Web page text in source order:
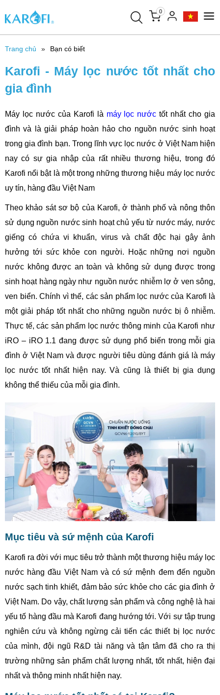
0
Trang chủ Bạn có biết
Karofi - M​áy lọc nước tốt nhất cho
gia đình
Máy lọc nước của Karofi là máy lọc nước tốt nhất cho gia
đình và là giải pháp hoàn hảo cho nguồn nước sinh hoạt
trong gia đình bạn. Trong lĩnh vực lọc nước ở Việt Nam hiện
nay có sự gia nhập của rất nhiều thương hiệu, trong đó
Karofi nổi bật là một trong những thương hiệu máy lọc nước
uy tín, hàng đầu Việt Nam
Theo khảo sát sơ bộ của Karofi, ở thành phố và nông thôn
sử dụng nguồn nước sinh hoạt chủ yếu từ nước máy, nước
giếng có chứa vi khuẩn, virus và chất độc hại gây ảnh
hưởng tới sức khỏe con người. Hoặc những nơi nguồn
nước không được an toàn và không sử dụng được trong
sinh hoạt hàng ngày như nguồn nước nhiễm lợ ở ven sông,
ven biển. Chính vì thế, các sản phẩm lọc nước của Karofi là
một giải pháp tốt nhất cho những nguồn nước bị ô nhiễm.
Thực tế, các sản phẩm lọc nước thông minh của Karofi như
iRO – iRO 1.1 đang được sử dụng phổ biến trong mỗi gia
đình ở Việt Nam và được người tiêu dùng đánh giá là máy
lọc nước tốt nhất hiện nay. Và cũng là thiết bị gia dụng
không thể thiếu của mỗi gia đình.
Mục tiêu và sứ mệnh c​ủa Karofi
Karofi ra đời với mục tiêu trở thành một thương hiệu máy lọc
nước hàng đầu Việt Nam và có sứ mệnh đem đến nguồn
nước sạch tinh khiết, đảm bảo sức khỏe cho các gia đình ở
Việt Nam. Do vậy, chất lượng sản phẩm và công nghệ là hai
yếu tố hàng đầu mà Karofi đang hướng tới. Với sự tập trung
nghiên cứu và không ngừng cải tiến các thiết bị lọc nước
của mình, đội ngũ R&D tài năng và tận tâm đã cho ra thị
trường những sản phẩm chất lượng nhất, tốt nhất, hiện đại
nhất và thông minh nhất hiện nay.